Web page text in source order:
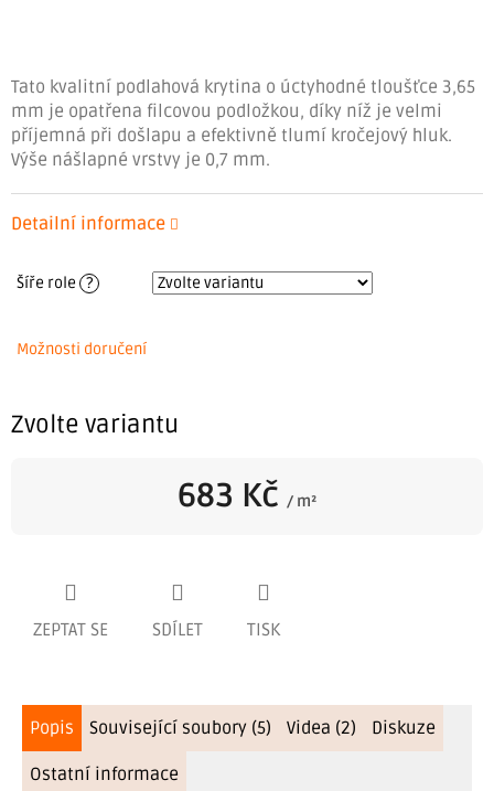
Zvolte variantu
Šíře role ?
Možnosti doručení
Tato kvalitní podlahová krytina o úctyhodné tloušťce 3,65
mm je opatřena filcovou podložkou, díky níž je velmi
příjemná při došlapu a efektivně tlumí kročejový hluk.
Výše nášlapné vrstvy je 0,7 mm.
Detailní informace
TISK
ZEPTAT SE SDÍLET
683 Kč / m²
Popis Související soubory (5) Videa (2) Diskuze
Ostatní informace